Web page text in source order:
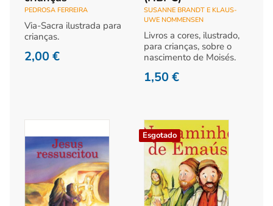
PEDROSA FERREIRA
Via-Sacra ilustrada para
crianças.
2,00€
SUSANNE BRANDT E KLAUS-
UWE NOMMENSEN
Livros a cores, ilustrado,
para crianças, sobre o
nascimento de Moisés.
1,50€
Esgotado